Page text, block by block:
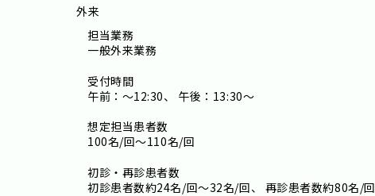
外来
担当業務
一般外来業務
受付時間
午前：～12:30、 午後：13:30～
想定担当患者数
100名/回～110名/回
初診・再診患者数
初診患者数約24名/回～32名/回、 再診患者数約80名/回